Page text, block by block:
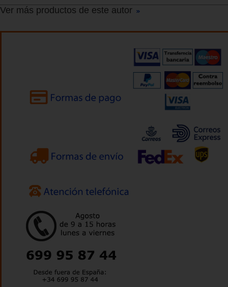
Ver más productos de este autor